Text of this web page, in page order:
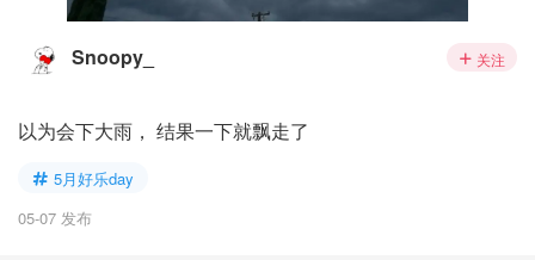
Snoopy_ 关注
以为会下大雨， 结果一下就飘走了
5月好乐day
05-07 发布